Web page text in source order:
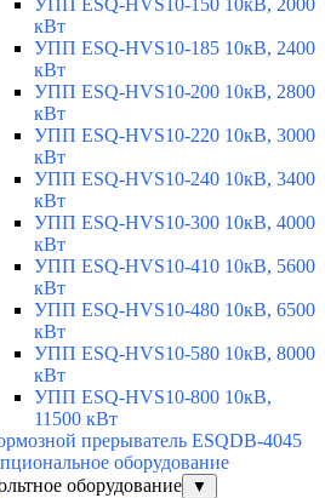
УПП ESQ-HVS10-150 10кВ, 2000
кВт
УПП ESQ-HVS10-185 10кВ, 2400
кВт
УПП ESQ-HVS10-200 10кВ, 2800
кВт
УПП ESQ-HVS10-220 10кВ, 3000
кВт
УПП ESQ-HVS10-240 10кВ, 3400
кВт
УПП ESQ-HVS10-300 10кВ, 4000
кВт
УПП ESQ-HVS10-410 10кВ, 5600
кВт
УПП ESQ-HVS10-480 10кВ, 6500
кВт
УПП ESQ-HVS10-580 10кВ, 8000
кВт
УПП ESQ-HVS10-800 10кВ,
11500 кВт
прерыватель ESQDB-4045
оборудование
оборудование
▼